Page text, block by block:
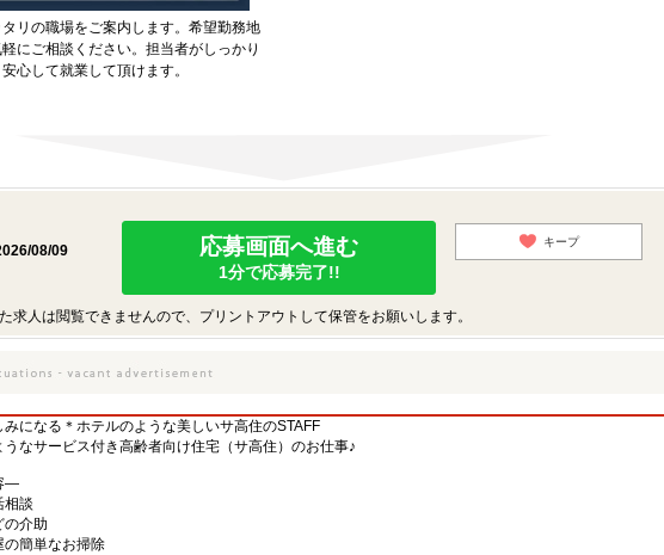
リの職場をご案内します。希望勤務地
にご相談ください。担当者がしっかり
心して就業して頂けます。
08/09
応募画面へ進む
1分で応募完了!!
キープ
求人は閲覧できませんので、プリントアウトして保管をお願いします。
になる＊ホテルのような美しいサ高住のSTAFF
なサービス付き高齢者向け住宅（サ高住）のお仕事♪
―
相談
の介助
の簡単なお掃除